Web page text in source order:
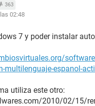
363
02:48
7 y poder instalar
multilenguaje-espanol-
utiliza este otro:
2010/02/15/